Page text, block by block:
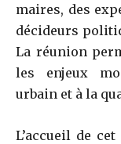
maires, des
décideurs
La réunion
les enjeux
urbain et à la
L’accueil de